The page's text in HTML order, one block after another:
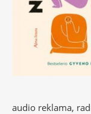
audio reklama,